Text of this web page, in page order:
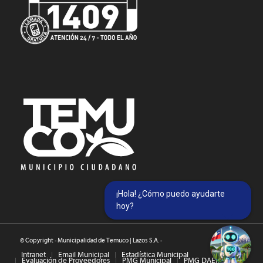
© Copyright - Municipalidad de Temuco | Lazos S.A. -
Intranet Email Municipal Estadística Municipal
Evaluación de Proveedores PMG Municipal PMG DAEM
¡Hola! ¿Cómo puedo ayudarte
hoy?